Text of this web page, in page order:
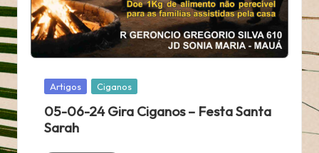
Posted
Artigos Ciganos
05-06-24 Gira Ciganos – Festa Santa
Sarah